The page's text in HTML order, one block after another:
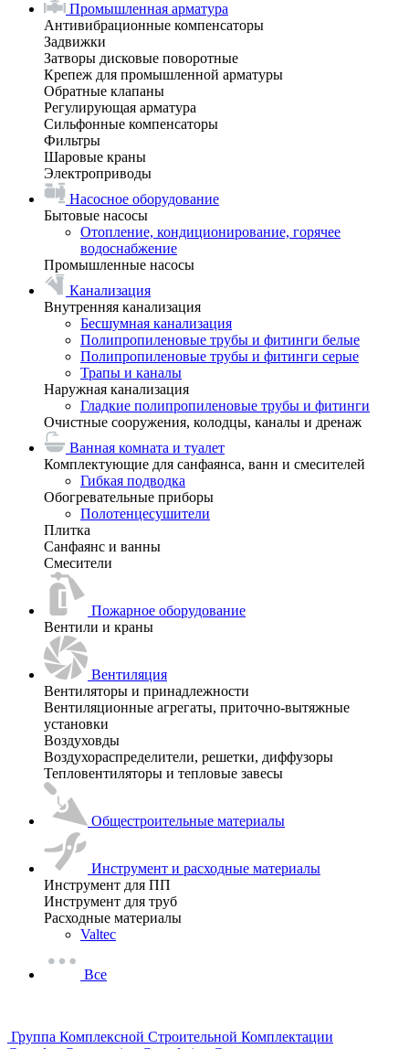
Промышленная арматура
Антивибрационные компенсаторы
Задвижки
Затворы дисковые поворотные
Крепеж для промышленной арматуры
Обратные клапаны
Регулирующая арматура
Сильфонные компенсаторы
Фильтры
Шаровые краны
Электроприводы
Насосное оборудование
Бытовые насосы
Отопление, кондиционирование, горячее
водоснабжение
Промышленные насосы
Канализация
Внутренняя канализация
Бесшумная канализация
Полипропиленовые трубы и фитинги белые
Полипропиленовые трубы и фитинги серые
Трапы и каналы
Наружная канализация
Гладкие полипропиленовые трубы и фитинги
Очистные сооружения, колодцы, каналы и дренаж
Ванная комната и туалет
Комплектующие для санфаянса, ванн и смесителей
Гибкая подводка
Обогревательные приборы
Полотенцесушители
Плитка
Санфаянс и ванны
Смесители
Пожарное оборудование
Вентили и краны
Вентиляция
Вентиляторы и принадлежности
Вентиляционные агрегаты, приточно-вытяжные
установки
Воздуховды
Воздухораспределители, решетки, диффузоры
Тепловентиляторы и тепловые завесы
Общестроительные материалы
Инструмент и расходные материалы
Инструмент для ПП
Инструмент для труб
Расходные материалы
Valtec
Все
Группа Комплексной Строительной Комплектации